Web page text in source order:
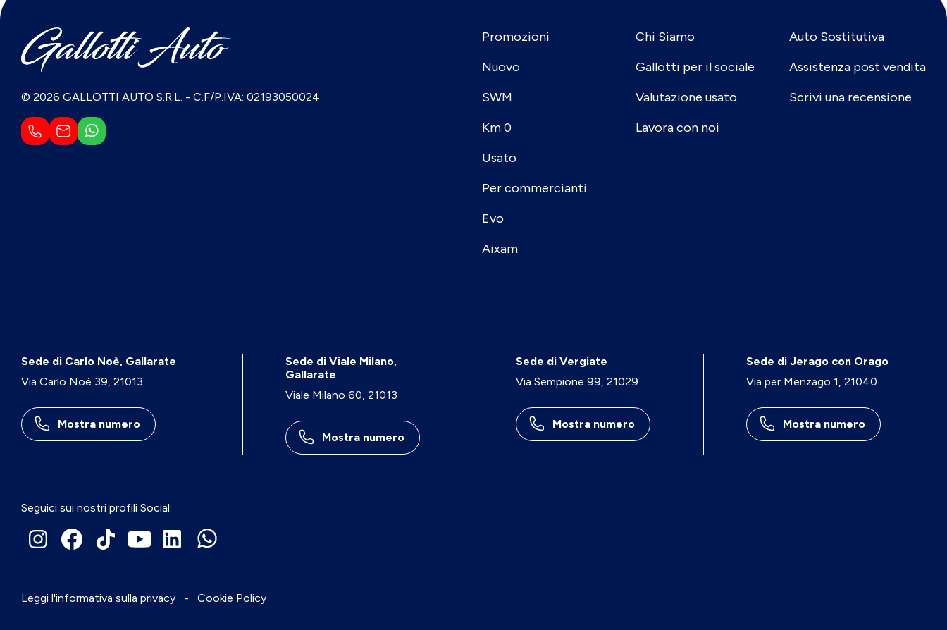
© 2026 GALLOTTI AUTO S.R.L. - C.F/P.IVA: 02193050024
Promozioni
Nuovo
SWM
Km 0
Usato
Per commercianti
Evo
Aixam
Chi Siamo
Gallotti per il sociale
Valutazione usato
Lavora con noi
Auto Sostitutiva
Assistenza post vendita
Scrivi una recensione
Sede di Carlo Noè, Gallarate
Via Carlo Noè 39, 21013
Mostra numero
Sede di Viale Milano,
Gallarate
Viale Milano 60, 21013
Mostra numero
Sede di Vergiate
Via Sempione 99, 21029
Mostra numero
Sede di Jerago con Orago
Via per Menzago 1, 21040
Mostra numero
Seguici sui nostri profili Social:
Leggi l'informativa sulla privacy - Cookie Policy